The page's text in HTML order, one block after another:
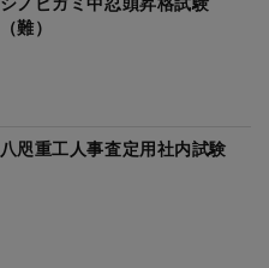
（難）
八咫重工人事査定用社内試験